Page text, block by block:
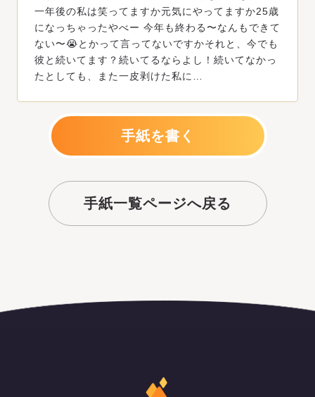
一年後の私は笑ってますか元気にやってますか25歳
になっちゃったやべー 今年も終わる〜なんもできて
ない〜😭とかって言ってないですかそれと、今でも
彼と続いてます？続いてるならよし！続いてなかっ
たとしても、また一皮剥けた私に…
手紙を書く
手紙一覧ページへ戻る